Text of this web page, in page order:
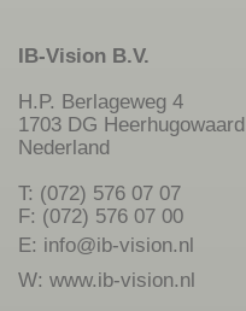
IB-Vision B.V.
H.P. Berlageweg 4
1703 DG Heerhugowaard
Nederland
T: (072) 576 07 07
F: (072) 576 07 00
E: info@ib-vision.nl
W: www.ib-vision.nl